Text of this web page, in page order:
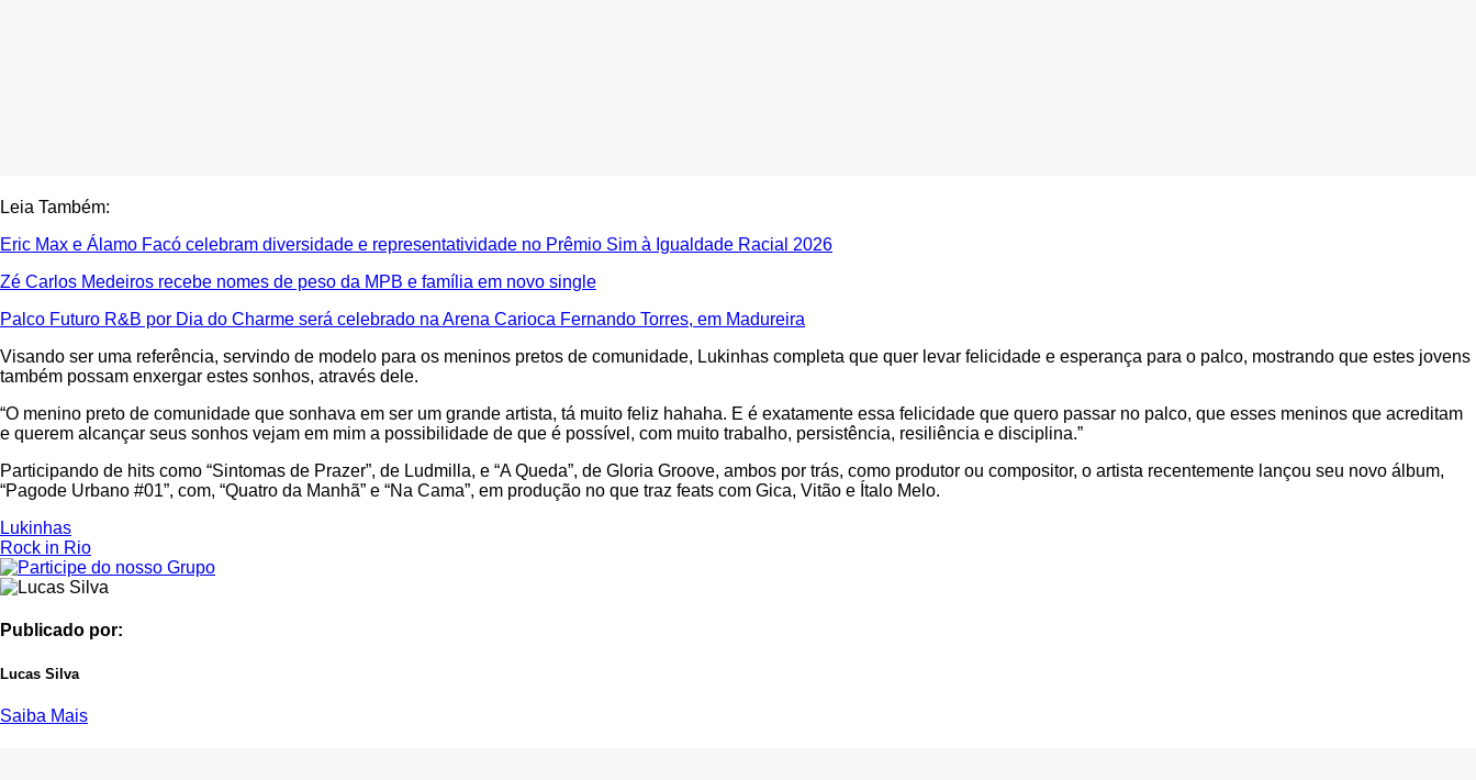
Leia Também:
Eric Max e Álamo Facó celebram diversidade e representatividade no Prêmio Sim à Igualdade Racial 2026
Zé Carlos Medeiros recebe nomes de peso da MPB e família em novo single
Palco Futuro R&B por Dia do Charme será celebrado na Arena Carioca Fernando Torres, em Madureira
Visando ser uma referência, servindo de modelo para os meninos pretos de comunidade, Lukinhas completa que quer levar felicidade e esperança para o palco, mostrando que estes jovens
também possam enxergar estes sonhos, através dele.
“O menino preto de comunidade que sonhava em ser um grande artista, tá muito feliz hahaha. E é exatamente essa felicidade que quero passar no palco, que esses meninos que acreditam
e querem alcançar seus sonhos vejam em mim a possibilidade de que é possível, com muito trabalho, persistência, resiliência e disciplina.”
Participando de hits como “Sintomas de Prazer”, de Ludmilla, e “A Queda”, de Gloria Groove, ambos por trás, como produtor ou compositor, o artista recentemente lançou seu novo álbum,
“Pagode Urbano #01”, com, “Quatro da Manhã” e “Na Cama”, em produção no que traz feats com Gica, Vitão e Ítalo Melo.
Lukinhas
Rock in Rio
Publicado por:
Lucas Silva
Saiba Mais